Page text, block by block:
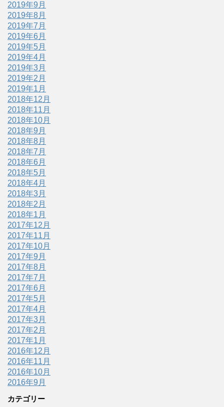
2019年9月
2019年8月
2019年7月
2019年6月
2019年5月
2019年4月
2019年3月
2019年2月
2019年1月
2018年12月
2018年11月
2018年10月
2018年9月
2018年8月
2018年7月
2018年6月
2018年5月
2018年4月
2018年3月
2018年2月
2018年1月
2017年12月
2017年11月
2017年10月
2017年9月
2017年8月
2017年7月
2017年6月
2017年5月
2017年4月
2017年3月
2017年2月
2017年1月
2016年12月
2016年11月
2016年10月
2016年9月
カテゴリー